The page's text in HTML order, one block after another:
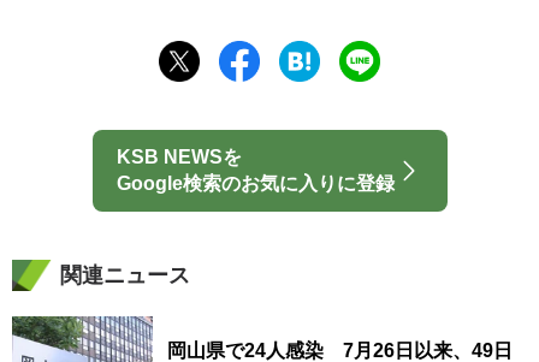
KSB NEWSを
Google検索のお気に入りに登録
関連ニュース
岡山県で24人感染 7月26日以来、49日